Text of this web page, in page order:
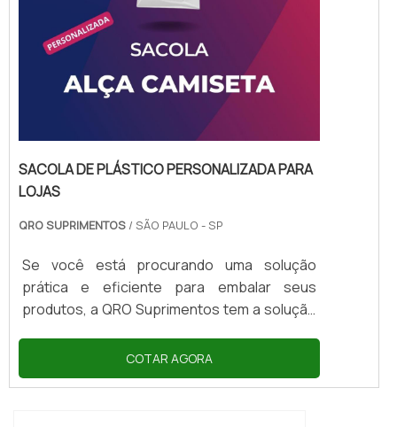
SACOLA DE PLÁSTICO PERSONALIZADA PARA
LOJAS
QRO SUPRIMENTOS / SÃO PAULO - SP
Se você está procurando uma solução
prática e eficiente para embalar seus
produtos, a QRO Suprimentos tem a solução
personalizada para lojas. Com ela, você
pode garantir a segurança e a praticidade
COTAR AGORA